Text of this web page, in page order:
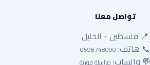
تواصل معنا
📍 فلسطين - الخليل
📞 هاتف: 0598748000
💬 واتساب: مراسلة فورية